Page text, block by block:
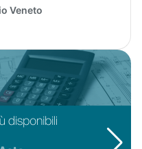
Veneto